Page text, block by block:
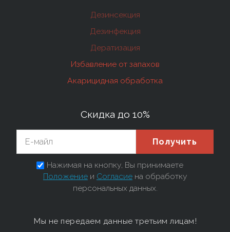
Дезинсекция
Дезинфекция
Дератизация
Избавление от запахов
Акарицидная обработка
Скидка до 10%
Получить
Нажимая на кнопку, Вы принимаете
Положение и Согласие на обработку
персональных данных.
Мы не передаем данные третьим лицам!